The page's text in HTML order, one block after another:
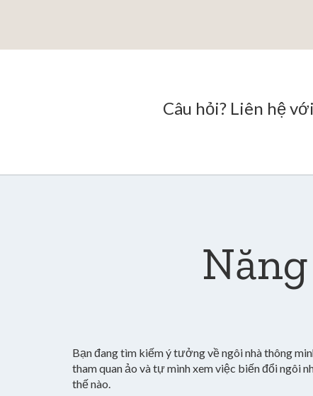
Câu hỏi? Liên hệ
Bạn đang tìm kiếm ý tưởng về ngôi nhà thông
tham quan ảo và tự mình xem việc biến đổi ngôi
thế nào.